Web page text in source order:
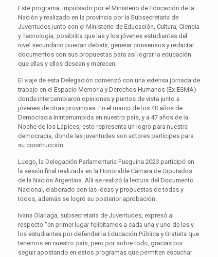
Este programa, impulsado por el Ministerio de Educación de la
Nación y realizado en la provincia por la Subsecretaría de
Juventudes junto con el Ministerio de Educación, Cultura, Ciencia
y Tecnología, posibilita que las y los jóvenes estudiantes del
nivel secundario puedan debatir, generar consensos y redactar
documentos con sus propuestas para así lograr la educación
que ellas y ellos desean y merecen.
El viaje de esta Delegación comenzó con una extensa jornada de
trabajo en el Espacio Memoria y Derechos Humanos (Ex-ESMA)
donde intercambiaron opiniones y puntos de vista junto a
jóvenes de otras provincias. En el marco de los 40 años de
Democracia Ininterrumpida en nuestro país, y a 47 años de la
Noche de los Lápices, esto representa un logro para nuestra
democracia, donde las juventudes son actores partícipes para
su construcción.
Luego, la Delegación Parlamentaria Fueguina 2023 participó en
la sesión final realizada en la Honorable Cámara de Diputados
de la Nación Argentina. Allí se realizó la lectura del Documento
Nacional, elaborado con las ideas y propuestas de todas y
todos, además se logró su posterior aprobación.
Ivana Olariaga, subsecretaria de Juventudes, expresó al
respecto “en primer lugar felicitamos a cada una y uno de las y
los estudiantes por defender la Educación Pública y Gratuita que
tenemos en nuestro país, pero por sobre todo, gracias por
seguir apostando en estos programas que permiten escuchar